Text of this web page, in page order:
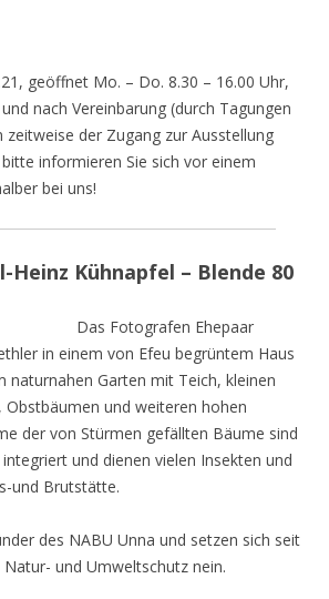
geöffnet Mo. – Do. 8.30 – 16.00 Uhr,
nach Vereinbarung (durch Tagungen
zeitweise der Zugang zur Ausstellung
informieren Sie sich vor einem
bei uns!
Heinz Kühnapfel – Blende 80
Das Fotografen Ehepaar
in einem von Efeu begrüntem Haus
naturnahen Garten mit Teich, kleinen
Obstbäumen und weiteren hohen
der von Stürmen gefällten Bäume sind
und dienen vielen Insekten und
und Brutstätte.
des NABU Unna und setzen sich seit
und Umweltschutz nein.